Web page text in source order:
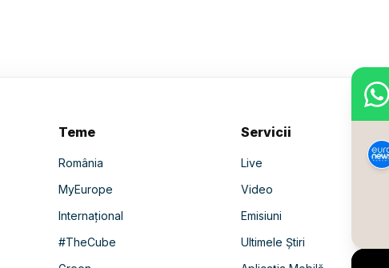
Teme
România
MyEurope
Internațional
#TheCube
Servicii
Live
Video
Emisiuni
Ultimele Știri